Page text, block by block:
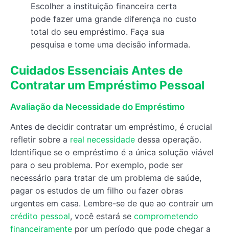
Escolher a instituição financeira certa
pode fazer uma grande diferença no custo
total do seu empréstimo. Faça sua
pesquisa e tome uma decisão informada.
Cuidados Essenciais Antes de
Contratar um Empréstimo Pessoal
Avaliação da Necessidade do Empréstimo
Antes de decidir contratar um empréstimo, é crucial
refletir sobre a real necessidade dessa operação.
Identifique se o empréstimo é a única solução viável
para o seu problema. Por exemplo, pode ser
necessário para tratar de um problema de saúde,
pagar os estudos de um filho ou fazer obras
urgentes em casa. Lembre-se de que ao contrair um
crédito pessoal, você estará se comprometendo
financeiramente por um período que pode chegar a